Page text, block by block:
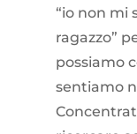
“io non mi
ragazzo”
possiamo
sentiamo